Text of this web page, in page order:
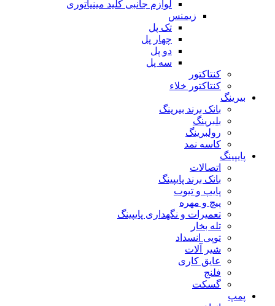
لوازم جانبی کلید مینیاتوری
زیمنس
تک پل
چهار پل
دو پل
سه پل
کنتاکتور
کنتاکتور خلاء
بیرینگ
بانک برند بیرینگ
بلبرینگ
رولبرینگ
کاسه نمد
پایپینگ
اتصالات
بانک برند پایپینگ
پایپ و تیوب
پیچ و مهره
تعمیرات و نگهداری پایپینگ
تله بخار
توپی انسداد
شیر آلات
عایق کاری
فلنج
گسکت
پمپ